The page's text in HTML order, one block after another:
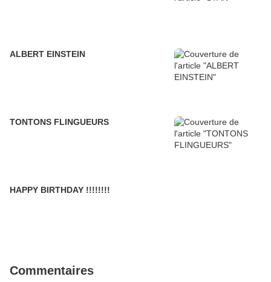
ALBERT EINSTEIN
TONTONS FLINGUEURS
HAPPY BIRTHDAY !!!!!!!!
Commentaires